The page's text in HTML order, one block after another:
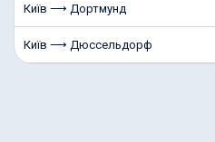
Київ ⟶ Дортмунд
Київ ⟶ Дюссельдорф